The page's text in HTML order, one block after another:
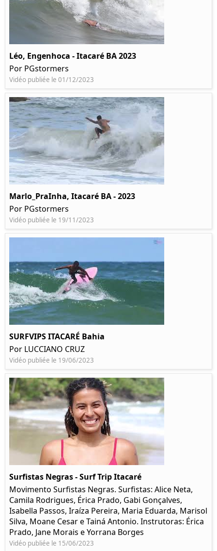
Léo, Engenhoca - Itacaré BA 2023
Por PGstormers
Vidéo publiée le 01/12/2023
Marlo_PraInha, Itacaré BA - 2023
Por PGstormers
Vidéo publiée le 19/11/2023
SURFVIPS ITACARÉ Bahia
Por LUCCIANO CRUZ
Vidéo publiée le 19/06/2023
Surfistas Negras - Surf Trip Itacaré
Movimento Surfistas Negras. Surfistas: Alice Neta,
Camila Rodrigues, Érica Prado, Gabi Gonçalves,
Isabella Passos, Iraíza Pereira, Maria Eduarda, Marisol
Silva, Moane Cesar e Tainá Antonio. Instrutoras: Érica
Prado, Jane Morais e Yorrana Borges
Vidéo publiée le 15/06/2023